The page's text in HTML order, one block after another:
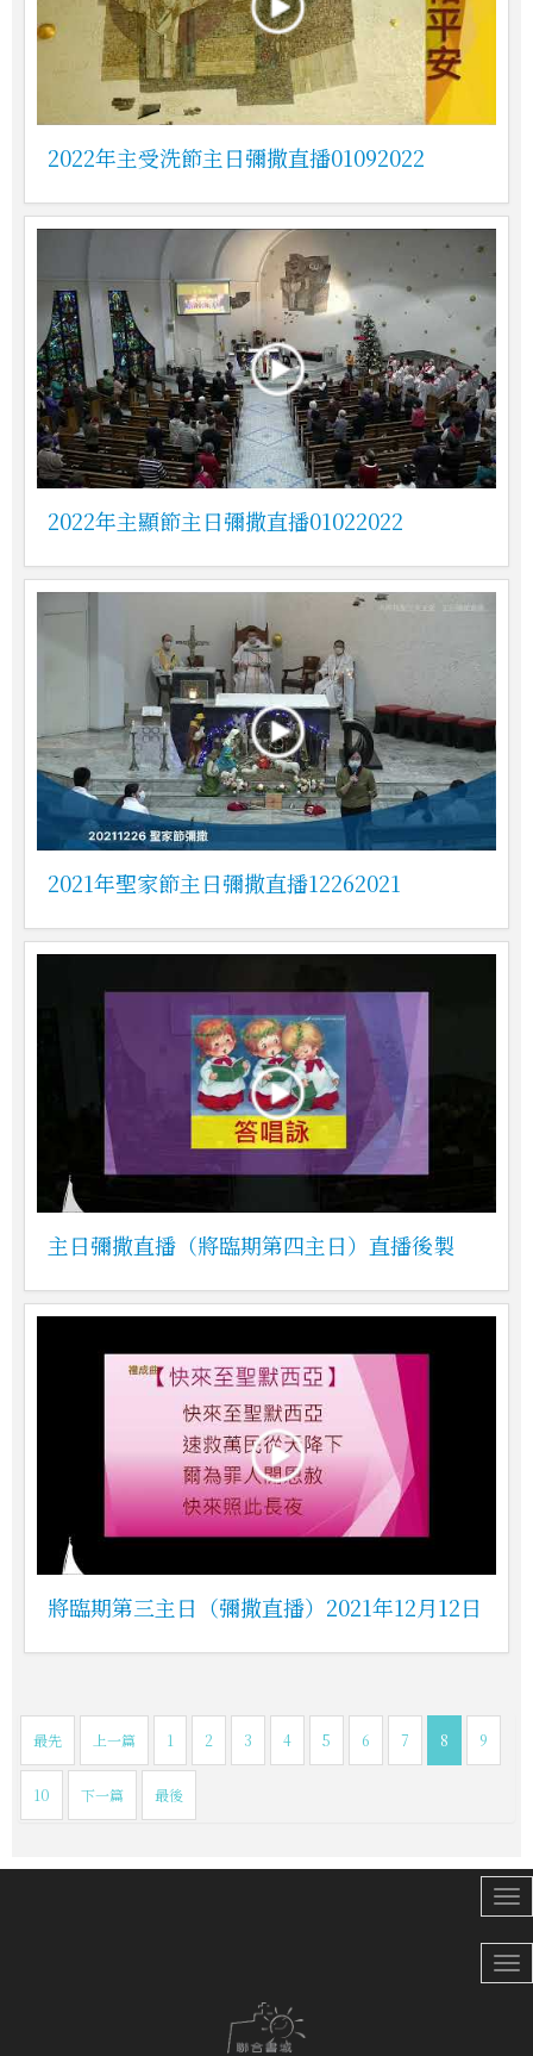
2022年主受洗節主日彌撒直播01092022
2022年主顯節主日彌撒直播01022022
2021年聖家節主日彌撒直播12262021
主日彌撒直播（將臨期第四主日）直播後製
將臨期第三主日（彌撒直播）2021年12月12日
最先 上一篇 1 2 3 4 5 6 7 8 9
10 下一篇 最後